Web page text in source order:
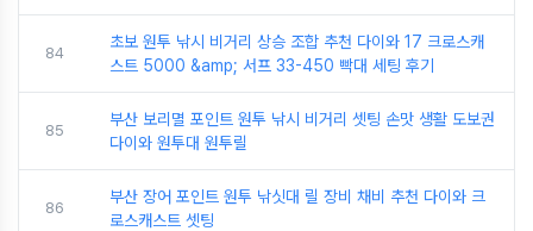
84
초보 원투 낚시 비거리 상승 조합 추천 다이와 17 크로스캐
스트 5000 &amp; 서프 33-450 빡대 세팅 후기
85
부산 보리멸 포인트 원투 낚시 비거리 셋팅 손맛 생활 도보권
다이와 원투대 원투릴
86
부산 장어 포인트 원투 낚싯대 릴 장비 채비 추천 다이와 크
로스캐스트 셋팅